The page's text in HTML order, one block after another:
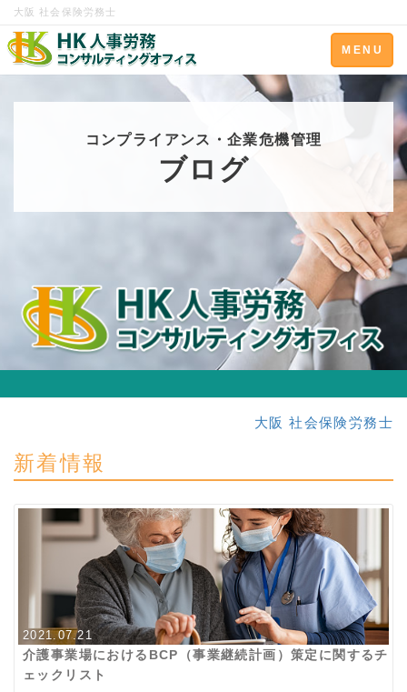
大阪 社会保険労務士
Toggle
navigation
MENU
コンプライアンス・企業危機管理
ブログ
大阪 社会保険労務士
新着情報
2021.07.21
介護事業場におけるBCP（事業継続計画）策定に関するチ
ェックリスト